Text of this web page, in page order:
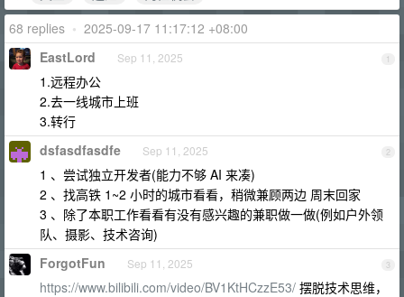
68 replies • 2025-09-17 11:17:12 +08:00
1
EastLord Sep 11, 2025
1.远程办公
2.去一线城市上班
3.转行
2
dsfasdfasdfe Sep 11, 2025
1 、尝试独立开发者(能力不够 AI 来凑)
2 、找高铁 1~2 小时的城市看看，稍微兼顾两边 周末回家
3 、除了本职工作看看有没有感兴趣的兼职做一做(例如户外领
队、摄影、技术咨询)
3
ForgotFun Sep 11, 2025
https://www.bilibili.com/video/BV1KtHCzzE53/ 摆脱技术思维，